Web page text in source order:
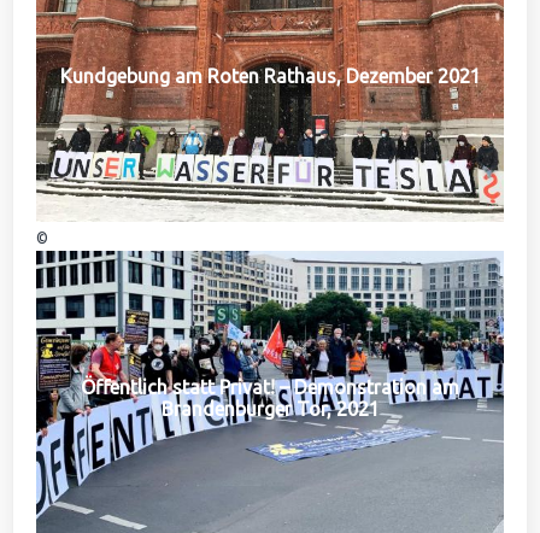
Kundgebung am Roten Rathaus, Dezember 2021
©
Öffentlich statt Privat! – Demonstration am
Brandenburger Tor, 2021